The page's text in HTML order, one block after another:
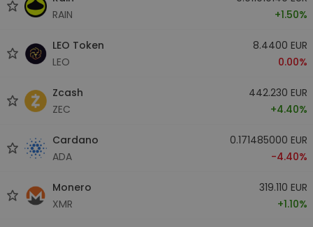
RAIN
+1.50%
LEO Token
LEO
8.4400 EUR
0.00%
Zcash
ZEC
442.230 EUR
+4.40%
Cardano
ADA
0.171485000 EUR
-4.40%
Monero
XMR
319.110 EUR
+1.10%